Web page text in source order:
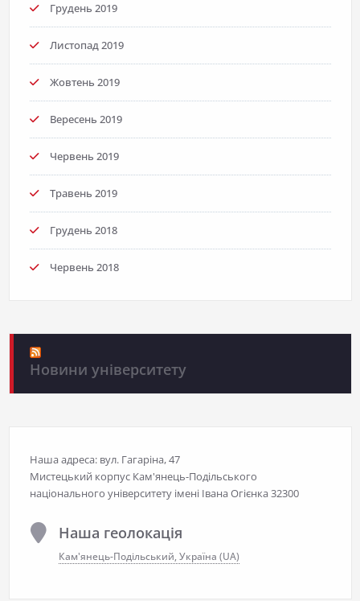
Грудень 2019
Листопад 2019
Жовтень 2019
Вересень 2019
Червень 2019
Травень 2019
Грудень 2018
Червень 2018
Новини університету
Наша адреса: вул. Гагаріна, 47
Мистецький корпус Кам'янець-Подільського
національного університету імені Івана Огієнка 32300
Наша геолокація
Кам'янець-Подільський, Україна (UA)